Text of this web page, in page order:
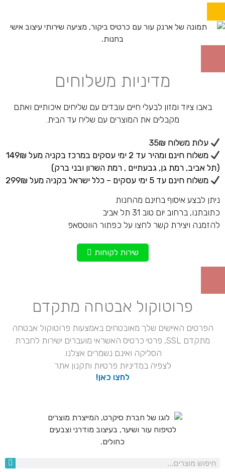
מדיניות משלוחים
באבו ציוד ומזון לבעלי חיים עובדים עם שליחים איכותיים ואתם
מקבלים את המוצרים עם שליח עד הבית.
עלות משלוח 35₪
משלוח חינם ומהיר עד 2 ימי עסקים במרכז בקניה מעל 149₪
(תל אביב, רמת גן, גבעתיים , רמת השרון ובני ברק)
משלוח חינם עד 5 ימי עסקים – כלל ישראל בקניה מעל 299₪
ניתן לבצע איסוף בחינם מהחנות
כתובתנו, ברחוב יום טוב 31 תל אביב
להזמנה ויצירת קשר לחצו על כפתור הווטסאפ
שירות לקוחות
פרוטוקול אבטחה מתקדם
הפרטים האיישים שלך מאובטחים באמצעות פרוטוקול אבטחה
מתקדם SSL, פרטי כרטיס האשראי מועברים ישירות לחברת
הסליקה ואינם נשמרים אצלנו.
לצפיה במדיניות פרטיות ותקנון אתר
לחצו כאן!